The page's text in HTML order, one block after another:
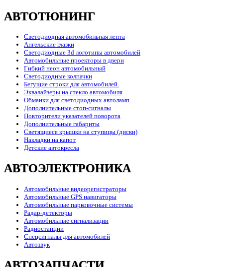
АВТОТЮНИНГ
Светодиодная автомобильная лента
Ангельские глазки
Светодиодные 3d логотипы автомобилей
Автомобильные проекторы в двери
Гибкий неон автомобильный
Светодиодные колпачки
Бегущие строки для автомобилей.
Эквалайзеры на стекло автомобиля
Обманки для светодиодных автоламп
Дополнительные стоп-сигналы
Повторители указателей поворота
Дополнительные габариты
Светящиеся крышки на ступицы (диски)
Накладки на капот
Детские автокресла
АВТОЭЛЕКТРОНИКА
Автомобильные видеорегистраторы
Автомобильные GPS навигаторы
Автомобильные парковочные системы
Радар-детекторы
Автомобильные сигнализации
Радиостанции
Спецсигналы для автомобилей
Автозвук